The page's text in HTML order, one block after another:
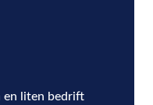
en liten bedrift